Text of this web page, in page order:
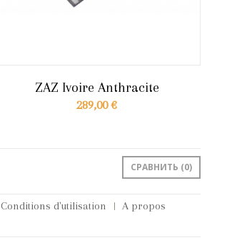
ZAZ Ivoire Anthracite
289,00 €
СРАВНИТЬ (0)
Conditions d'utilisation
A propos